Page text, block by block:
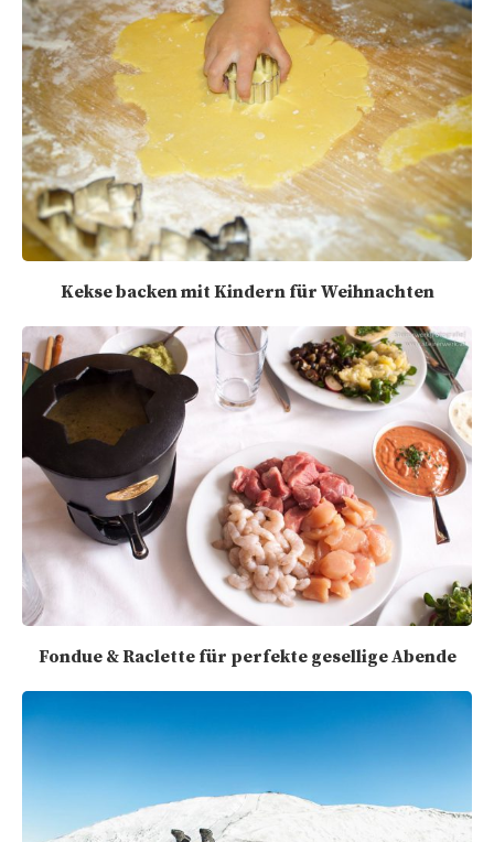
Kekse backen mit Kindern für Weihnachten
Fondue & Raclette für perfekte gesellige Abende